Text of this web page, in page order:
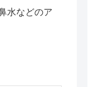
水などのア